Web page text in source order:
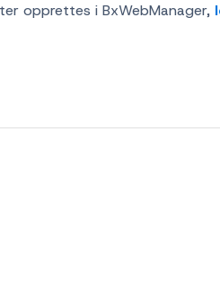
opprettes i BxWebManager,